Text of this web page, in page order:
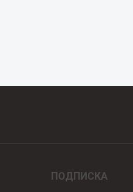
ПОДПИСКА